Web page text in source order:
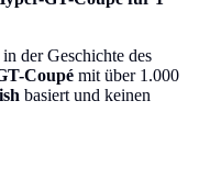
in der Geschichte des
Coupé mit über 1.000
basiert und keinen